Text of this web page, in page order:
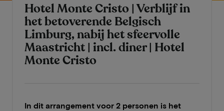
Hotel Monte Cristo | Verblijf in
het betoverende Belgisch
Limburg, nabij het sfeervolle
Maastricht | incl. diner | Hotel
Monte Cristo
In dit arrangement voor 2 personen is het